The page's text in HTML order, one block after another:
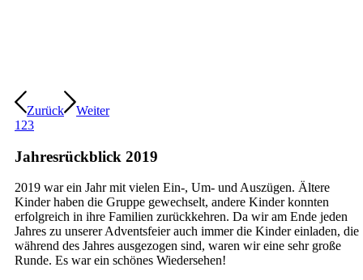
Zurück
Weiter
1 23
Jahresrückblick 2019
2019 war ein Jahr mit vielen Ein-, Um- und Auszügen. Ältere
Kinder haben die Gruppe gewechselt, andere Kinder konnten
erfolgreich in ihre Familien zurückkehren. Da wir am Ende jeden
Jahres zu unserer Adventsfeier auch immer die Kinder einladen, die
während des Jahres ausgezogen sind, waren wir eine sehr große
Runde. Es war ein schönes Wiedersehen!